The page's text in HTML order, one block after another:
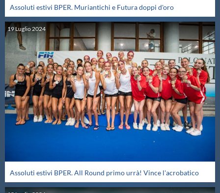
Assoluti estivi BPER. Muriantichi e Futura doppi d'oro
19Luglio 2024
Assoluti estivi BPER. All Round primo urrà! Vince l'acrobatico